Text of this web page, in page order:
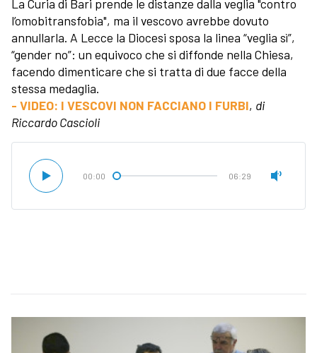
La Curia di Bari prende le distanze dalla veglia "contro
l’omobitransfobia", ma il vescovo avrebbe dovuto
annullarla. A Lecce la Diocesi sposa la linea “veglia sì”,
“gender no”: un equivoco che si diffonde nella Chiesa,
facendo dimenticare che si tratta di due facce della
stessa medaglia.
- VIDEO: I VESCOVI NON FACCIANO I FURBI, di
Riccardo Cascioli
00:00 06:29